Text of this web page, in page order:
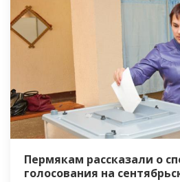
Пермякам рассказали о
голосования на